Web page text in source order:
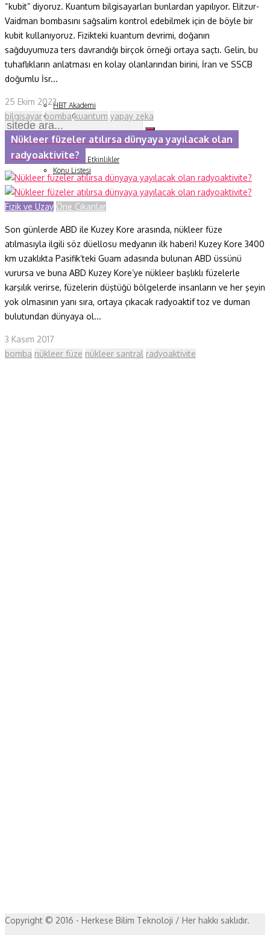
Fizik ve Uzay
Gezegenimiz
Teknoyaşam
HBT Akademi
Bilim Çocuk
Soru ve Yanıt
Kitap Tanıtımları
Duyuru ve Etkinlikler
Konu Listesi
“kubit” diyoruz. Kuantum bilgisayarları bunlardan yapılıyor. Elitzur-
Vaidman bombasını sağsalim kontrol edebilmek için de böyle bir
kubit kullanıyoruz. Fizikteki kuantum devrimi, doğanın
sağduyumuza ters davrandığı birçok örneği ortaya saçtı. Gelin, bu
tuhaflıkların anlatması en kolay olanlarından birini, İran ve SSCB
doğumlu İsr...
25 Ekim 2023
bilgisayar bomba kuantum yapay zeka
Nükleer füzeler atılırsa dünyaya yayılacak olan
radyoaktivite?
Fizik ve Uzay Öne Çıkanlar
Son günlerde ABD ile Kuzey Kore arasında, nükleer füze
atılmasıyla ilgili söz düellosu medyanın ilk haberi! Kuzey Kore 3400
km uzaklıkta Pasifik’teki Guam adasında bulunan ABD üssünü
vurursa ve buna ABD Kuzey Kore’ye nükleer başlıklı füzelerle
karşılık verirse, füzelerin düştüğü bölgelerde insanların ve her şeyin
yok olmasının yanı sıra, ortaya çıkacak radyoaktif toz ve duman
bulutundan dünyaya ol...
3 Kasım 2017
bomba nükleer füze nükleer santral radyoaktivite
Copyright © 2016 - Herkese Bilim Teknoloji / Her hakkı saklıdır.